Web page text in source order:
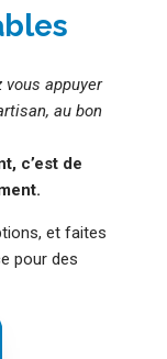
vous appuyer
au bon
c’est de
et faites
pour des